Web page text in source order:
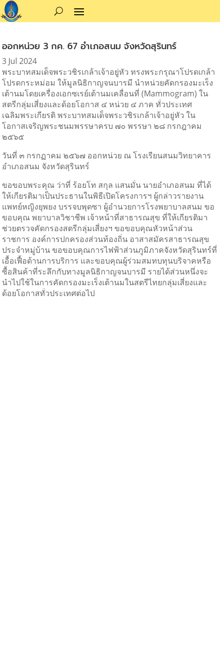
ออกหน่วย 3 กค. 67 อำเภอสนม จังหวัดสุรินทร์
3 Jul 2024
พระบาทสมเด็จพระวชิรเกล้าเจ้าอยู่หัว ทรงพระกรุณาโปรดเกล้า
โปรดกระหม่อม ให้มูลนิธิกาญจนบารมี นำหน่วยคัดกรองมะเร็ง
เต้านมโดยเครื่องเอกซเรย์เต้านมเคลื่อนที่ (Mammogram) ใน
สตรีกลุ่มเสี่ยงและด้อยโอกาส ๔ หน่วย ๔ ภาค ทั่วประเทศ
เฉลิมพระเกียรติ พระบาทสมเด็จพระวชิรเกล้าเจ้าอยู่หัว ใน
โอกาสเจริญพระชนมพรรษาครบ ๗๐ พรรษา ๒๘ กรกฎาคม
๒๕๖๕
วันที่ ๓ กรกฏาคม ๒๕๖๗ ออกหน่วย ณ โรงเรียนสนมวิทยาคาร
อำเภอสนม จังหวัดสุรินทร์
ขอขอบพระคุณ ว่าที่ ร้อยโท สกุล แสนมั่น นายอำเภอสนมที่ได้
ให้เกียรติมาเป็นประธานในพิธีเปิดโครงการฯ ผู้กล่าวรายงาน
แพทย์หญิงยุพยง บรรจบพุดซา ผู้อำนวยการโรงพยาบาลสนม ขอ
ขอบคุณ พยาบาลวิชาชีพ เจ้าหน้าที่สาธารณสุข ที่ให้เกียรติมา
ช่วยตรวจคัดกรองสตรีกลุ่มเสี่ยงฯ ขอขอบคุณหัวหน้าส่วน
ราชการ องค์การปกครองส่วนท้องถิ่น อาสาสมัครสาธารณสุข
ประจำหมู่บ้าน ขอขอบคุณการไฟฟ้าส่วนภูมิภาคจังหวัดสุรินทร์ที่
เอื้อเฟื้อด้านการบริการ และขอบคุณผู้ร่วมสมทบทุนบริจาคหรือ
ซื้อสินค้าที่ระลึกกับทางมูลนิธิกาญจนบารมี รายได้ส่วนหนึ่งจะ
นำไปใช้ในการคัดกรองมะเร็งเต้านมในสตรีไทยกลุ่มเสี่ยงและ
ด้อยโอกาสทั่วประเทศต่อไป